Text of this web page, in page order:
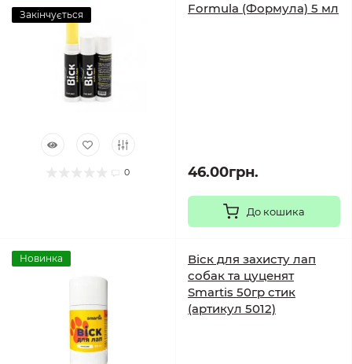
Закінчується
0
Formula (Формула) 5 мл
46.00грн.
До кошика
Новинка
Віск для захисту лап
собак та цуценят
Smartis 50гр стик
(артикул 5012)